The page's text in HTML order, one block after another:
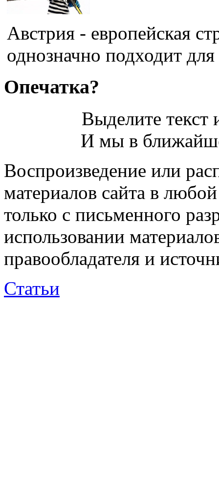
Австрия - европейская
однозначно подходит
Опечатка?
Выделите
И мы в
Воспроизведение или
материалов сайта в
только с письменного
использовании
правообладателя и
Статьи